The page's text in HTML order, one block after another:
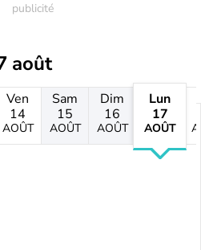
août
Ven
14
AOÛT
Sam
15
AOÛT
Dim
16
AOÛT
Lun
17
AOÛT